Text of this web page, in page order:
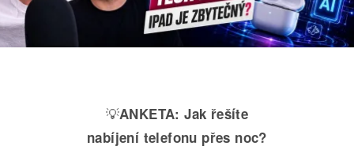
💡ANKETA: Jak řešíte
nabíjení telefonu přes noc?